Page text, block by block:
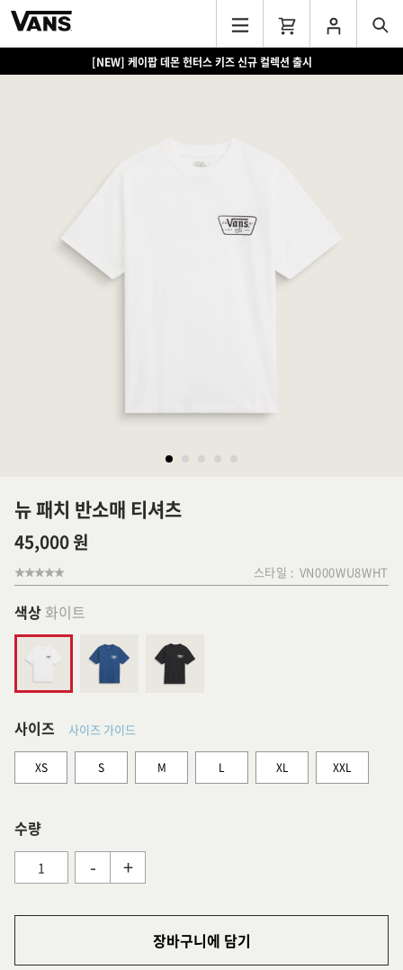
[NEW] 케이팝 데몬 헌터스 키즈 신규 컬렉션 출시
[EVENT] 15만원 이상 구매 시 쿨러백 증정
뉴 패치 반소매 티셔츠
45,000 원
스타일 : VN000WU8WHT
색상 화이트
사이즈 사이즈 가이드
XS S M L XL XXL
수량
- +
장바구니에 담기